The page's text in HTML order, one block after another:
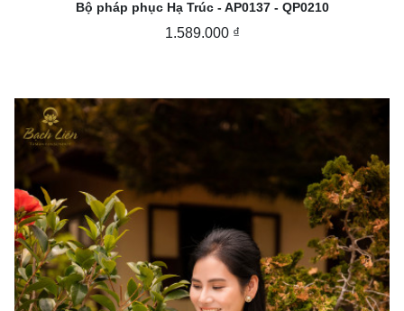
Bộ pháp phục Hạ Trúc - AP0137 - QP0210
1.589.000 ₫